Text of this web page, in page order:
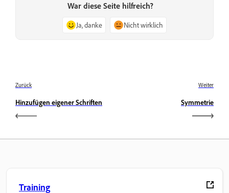
War diese Seite hilfreich?
Ja, danke Nicht wirklich
Zurück
Hinzufügen eigener Schriften
Weiter
Symmetrie
Training